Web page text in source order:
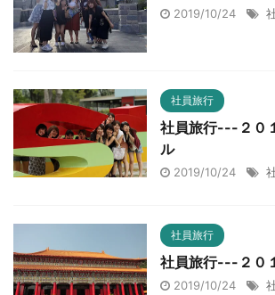
2019/10/24
社員旅行
社員旅行---２０
ル
2019/10/24
社員旅行
社員旅行---２０
2019/10/24